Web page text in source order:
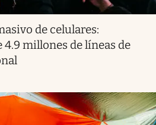
de celulares:
millones de líneas de